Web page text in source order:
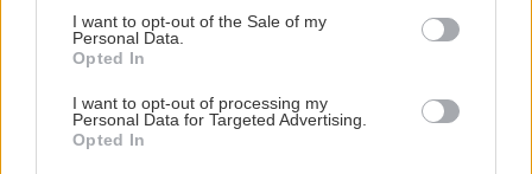
consent section.
I want to opt-out of the Sale of my
Personal Data.
Opted In
I want to opt-out of processing my
Personal Data for Targeted Advertising.
Opted In